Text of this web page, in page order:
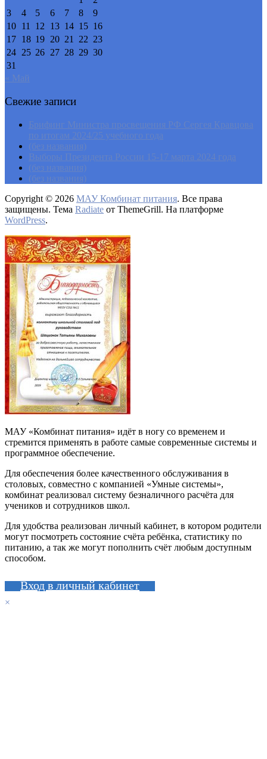
3
4 5 6 7 8
9
10 11 12 13 14 15 16
17 18 19 20 21 22 23
24 25 26 27 28 29 30
31
« Май
Свежие записи
Брифинг Министра просвещения РФ Сергея Кравцова
по итогам 2024/25 учебного года
(без названия)
Выборы Президента России 15-17 марта 2024 года
(без названия)
(без названия)
Copyright © 2026 МАУ Комбинат питания. Все права
защищены. Тема Radiate от ThemeGrill. На платформе
WordPress.
МАУ «Комбинат питания» идёт в ногу со временем и
стремится применять в работе самые современные системы и
программное обеспечение.
Для обеспечения более качественного обслуживания в
столовых, совместно с компанией «Умные системы»,
комбинат реализовал систему безналичного расчёта для
учеников и сотрудников школ.
Для удобства реализован личный кабинет, в котором родители
могут посмотреть состояние счёта ребёнка, статистику по
питанию, а так же могут пополнить счёт любым доступным
способом.
Вход в личный кабинет
×